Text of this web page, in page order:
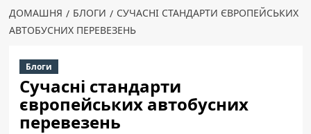
ДОМАШНЯ БЛОГИ
СУЧАСНІ СТАНДАРТИ ЄВРОПЕЙСЬКИХ
АВТОБУСНИХ ПЕРЕВЕЗЕНЬ
Блоги
Сучасні стандарти
європейських автобусних
перевезень